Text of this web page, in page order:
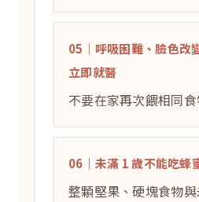
05｜呼吸困難、臉色改
立即就醫
不要在家再次餵相同食
06｜未滿 1 歲不能吃蜂
整顆堅果、硬塊食物